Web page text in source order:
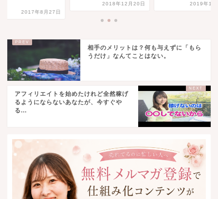
2019年1月20日
相手のメリットは？何も与えずに「もら
うだけ」なんてことはない。
アフィリエイトを始めたけれど全然稼げ
るようにならないあなたが、今すぐや
る...